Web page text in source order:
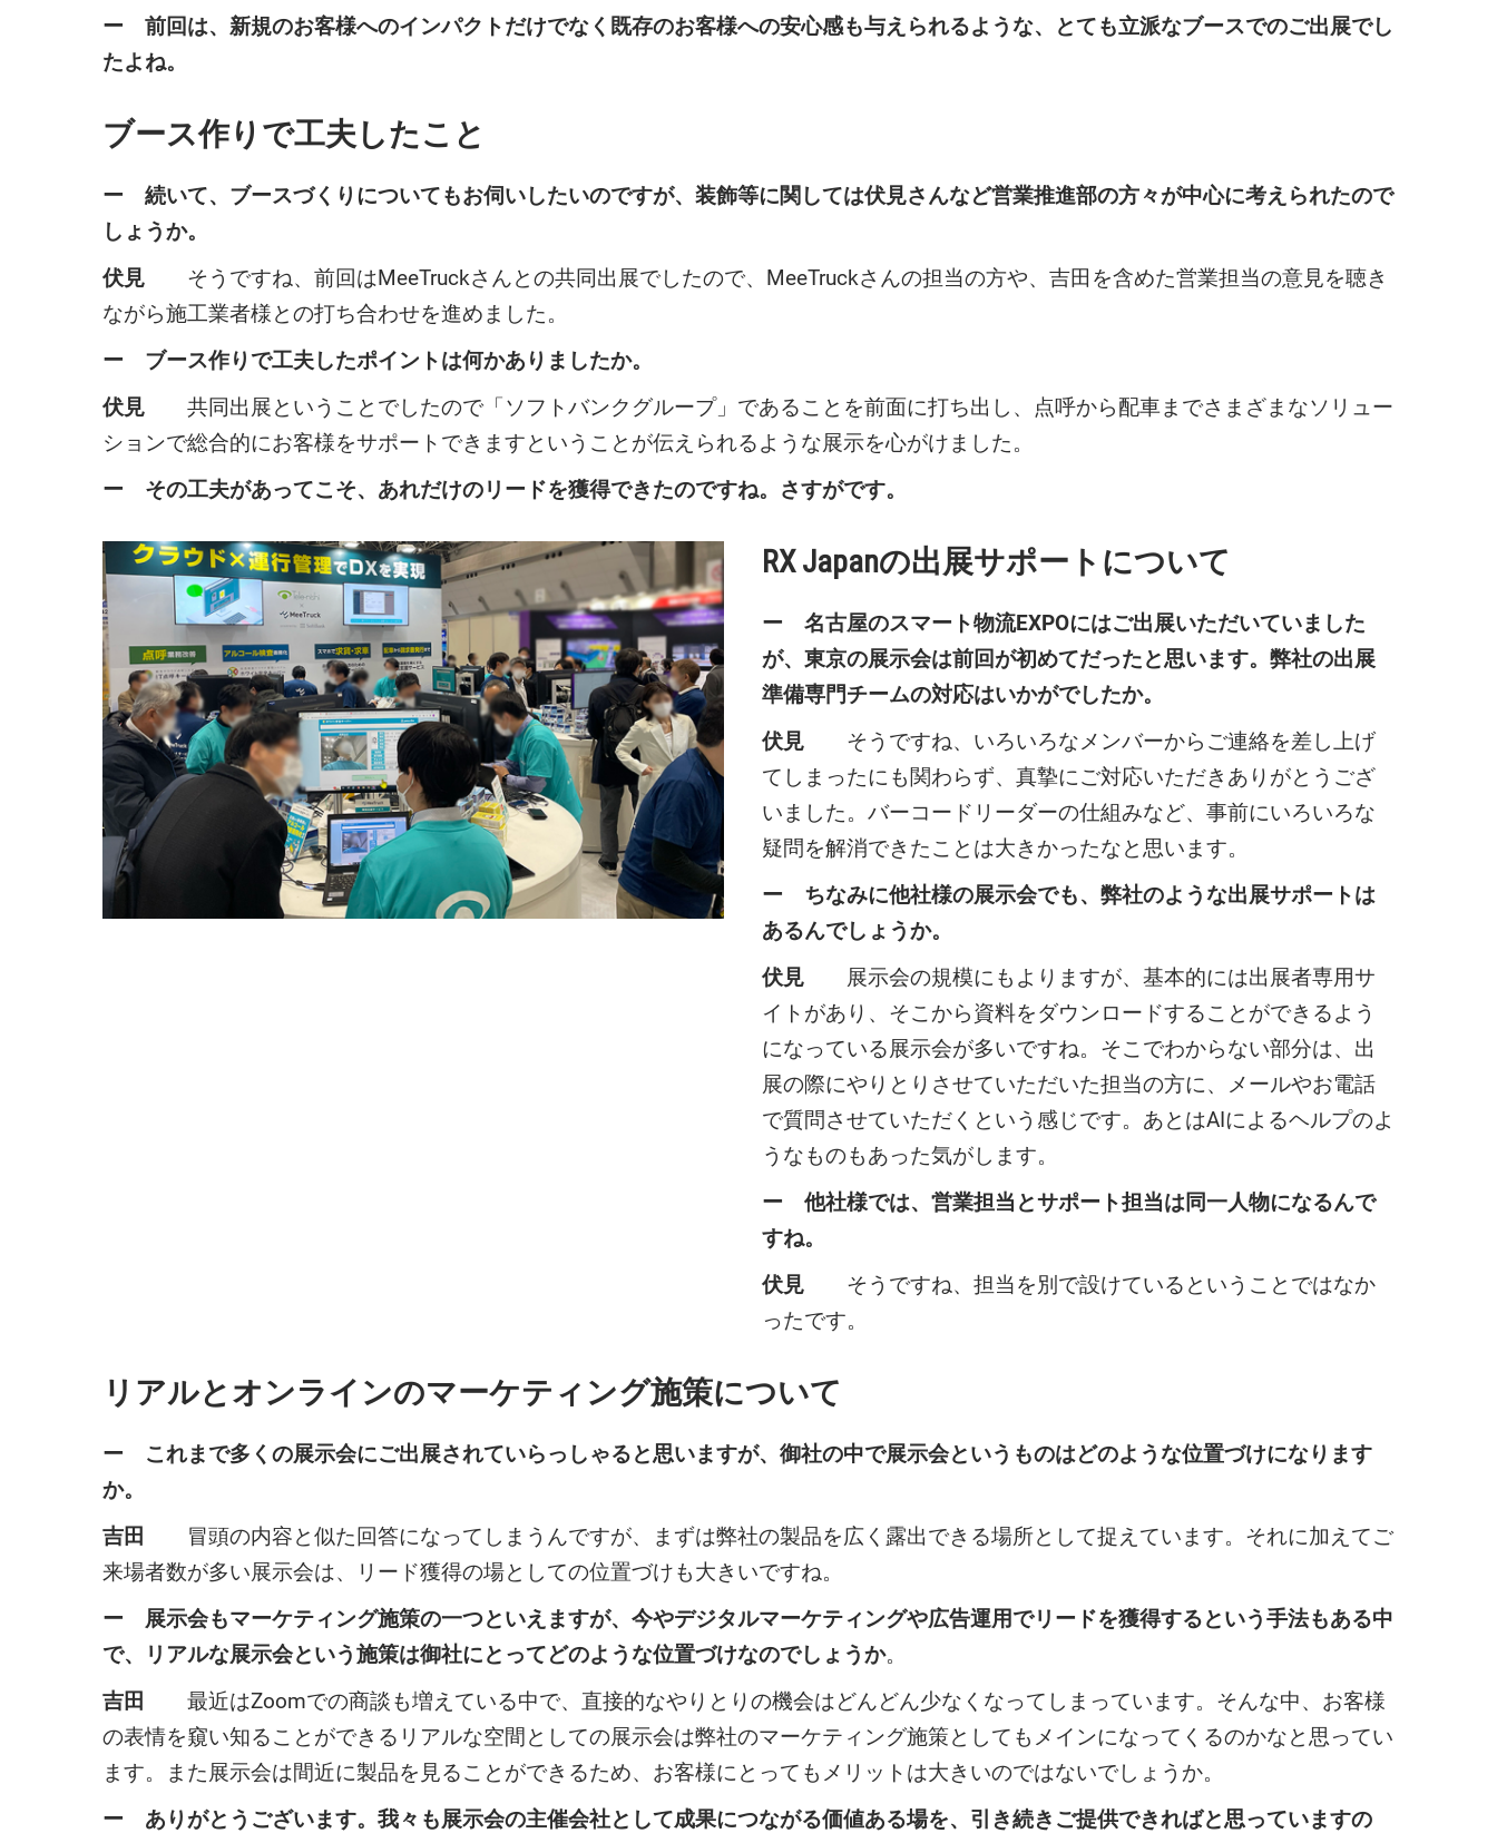
ー 前回は、新規のお客様へのインパクトだけでなく既存のお客様への安心感も与えられるような、とても立派なブースでのご出展でし
たよね。
ブース作りで工夫したこと
ー 続いて、ブースづくりについてもお伺いしたいのですが、装飾等に関しては伏見さんなど営業推進部の方々が中心に考えられたので
しょうか。
伏見 そうですね、前回はMeeTruckさんとの共同出展でしたので、MeeTruckさんの担当の方や、吉田を含めた営業担当の意見を聴き
ながら施工業者様との打ち合わせを進めました。
ー ブース作りで工夫したポイントは何かありましたか。
伏見 共同出展ということでしたので「ソフトバンクグループ」であることを前面に打ち出し、点呼から配車までさまざまなソリュー
ションで総合的にお客様をサポートできますということが伝えられるような展示を心がけました。
ー その工夫があってこそ、あれだけのリードを獲得できたのですね。さすがです。
RX Japanの出展サポートについて
ー 名古屋のスマート物流EXPOにはご出展いただいていました
が、東京の展示会は前回が初めてだったと思います。弊社の出展
準備専門チームの対応はいかがでしたか。
伏見 そうですね、いろいろなメンバーからご連絡を差し上げ
てしまったにも関わらず、真摯にご対応いただきありがとうござ
いました。バーコードリーダーの仕組みなど、事前にいろいろな
疑問を解消できたことは大きかったなと思います。
ー ちなみに他社様の展示会でも、弊社のような出展サポートは
あるんでしょうか。
伏見 展示会の規模にもよりますが、基本的には出展者専用サ
イトがあり、そこから資料をダウンロードすることができるよう
になっている展示会が多いですね。そこでわからない部分は、出
展の際にやりとりさせていただいた担当の方に、メールやお電話
で質問させていただくという感じです。あとはAIによるヘルプのよ
うなものもあった気がします。
ー 他社様では、営業担当とサポート担当は同一人物になるんで
すね。
伏見 そうですね、担当を別で設けているということではなか
ったです。
リアルとオンラインのマーケティング施策について
ー これまで多くの展示会にご出展されていらっしゃると思いますが、御社の中で展示会というものはどのような位置づけになります
か。
吉田
冒頭の内容と似た回答になってしまうんですが、まずは弊社の製品を広く露出できる場所として捉えています。それに加えてご
来場者数が多い展示会は、リード獲得の場としての位置づけも大きいですね。
ー 展示会もマーケティング施策の一つといえますが、今やデジタルマーケティングや広告運用でリードを獲得するという手法もある中
で、リアルな展示会という施策は御社にとってどのような位置づけなのでしょうか。
吉田
最近はZoomでの商談も増えている中で、直接的なやりとりの機会はどんどん少なくなってしまっています。そんな中、お客様
の表情を窺い知ることができるリアルな空間としての展示会は弊社のマーケティング施策としてもメインになってくるのかなと思ってい
ます。また展示会は間近に製品を見ることができるため、お客様にとってもメリットは大きいのではないでしょうか。
ー ありがとうございます。我々も展示会の主催会社として成果につながる価値ある場を、引き続きご提供できればと思っていますの